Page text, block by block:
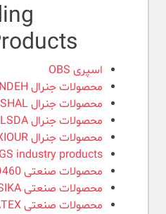
اسپری OBS
محصولات جنرال RAVANDEH
محصولات جنرال MARSHAL
محصولات جنرال LSDA
محصولات جنرال AXIOUR
industry products
محصولات صنعتی WWD460
محصولات صنعتی SIKA
محصولات صنعتی PERMATEX